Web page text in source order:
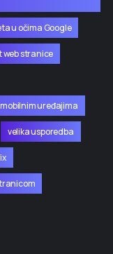
u očima Google
web stranice
uređajima
velika usporedba